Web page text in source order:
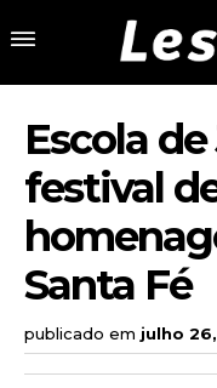
Escola
festival
Santa Fé
publicado em julho